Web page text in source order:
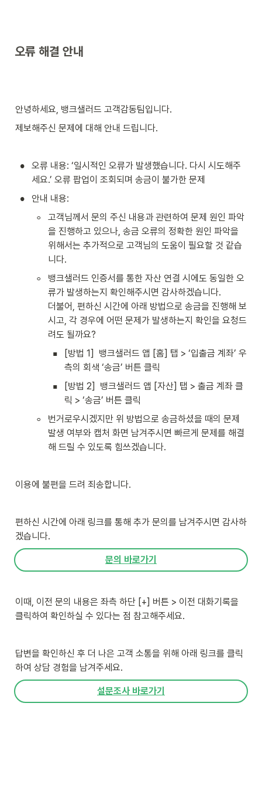
오류 해결 안내
안녕하세요, 뱅크샐러드 고객감동팀입니다.
제보해주신 문제에 대해 안내 드립니다.
•
오류 내용: ‘일시적인 오류가 발생했습니다. 다시 시도해주
세요.’ 오류 팝업이 조회되며 송금이 불가한 문제
• 안내 내용:
◦
고객님께서 문의 주신 내용과 관련하여 문제 원인 파악
을 진행하고 있으나, 송금 오류의 정확한 원인 파악을
위해서는 추가적으로 고객님의 도움이 필요할 것 같습
니다.
◦
뱅크샐러드 인증서를 통한 자산 연결 시에도 동일한 오
류가 발생하는지 확인해주시면 감사하겠습니다.
더불어, 편하신 시간에 아래 방법으로 송금을 진행해 보
시고, 각 경우에 어떤 문제가 발생하는지 확인을 요청드
려도 될까요?
▪
[방법 1]  뱅크샐러드 앱 [홈] 탭 > ‘입출금 계좌’ 우
측의 회색 ‘송금’ 버튼 클릭
▪
[방법 2]  뱅크샐러드 앱 [자산] 탭 > 출금 계좌 클
릭 > ‘송금’ 버튼 클릭
◦
번거로우시겠지만 위 방법으로 송금하셨을 때의 문제
발생 여부와 캡처 화면 남겨주시면 빠르게 문제를 해결
해 드릴 수 있도록 힘쓰겠습니다.
이용에 불편을 드려 죄송합니다.
편하신 시간에 아래 링크를 통해 추가 문의를 남겨주시면 감사하
겠습니다.
문의 바로가기
이때, 이전 문의 내용은 좌측 하단 [+] 버튼 > 이전 대화기록을
클릭하여 확인하실 수 있다는 점 참고해주세요.
답변을 확인하신 후 더 나은 고객 소통을 위해 아래 링크를 클릭
하여 상담 경험을 남겨주세요.
설문조사 바로가기